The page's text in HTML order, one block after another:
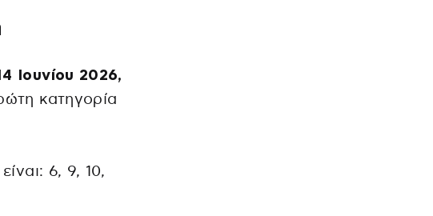
Ιουνίου 2026,
κατηγορία
6, 9, 10,